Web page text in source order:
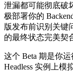
泄漏都可能彻底破
极部署你的
版发布前识别关键
的最终状态完美契
这个 Beta 期是你
Headless 实例上模